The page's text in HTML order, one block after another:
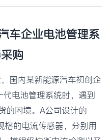
车企业电池管理系
购
国内某新能源汽车初创企
电池管理系统时，遇到
的困境。A公司设计的
格的电流传感器，分别用